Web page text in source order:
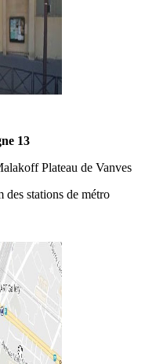
13
Plateau de Vanves
des stations de métro